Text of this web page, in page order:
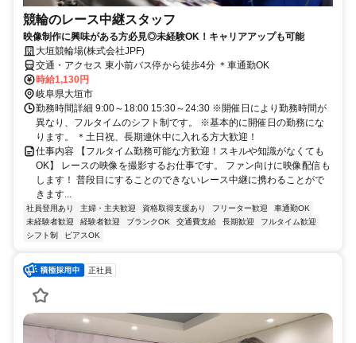
競輪のレース中継スタッフ
映像制作に興味がある方必見◎未経験OK！キャリアアップも可能
大垣競輪場(株式会社JPF)
交通・アクセス 東小前バス停から徒歩4分 ＊車通勤OK
時給1,130円
岐阜県大垣市
勤務時間詳細 9:00～18:00 15:30～24:30 ※開催日により勤務時間が
異なり、フルタイムのシフト制です。 ※基本的に開催日の勤務にな
ります。 ＊土日祝、長期連休中に入れる方大歓迎！
仕事内容 【フルタイム勤務可能な方歓迎！スキルや知識がなくても
OK】 レースの映像を撮影するお仕事です。 ファン向けに映像配信も
します！ 普段目にすることのできないレース中継に携わることがで
きます...
社員登用あり 主婦・主夫歓迎 資格取得支援あり フリーター歓迎
車通勤OK
未経験者歓迎
経験者歓迎 ブランクOK 交通費支給 長期歓迎
フルタイム歓迎
シフト制
ピアスOK
正社員